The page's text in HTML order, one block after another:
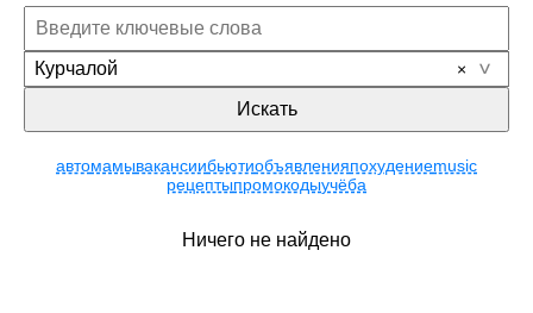
Курчалой
Искать
автомамывакансиибьютиобъявленияпохудениеmusic
рецептыпромокодыучёба
Ничего не найдено